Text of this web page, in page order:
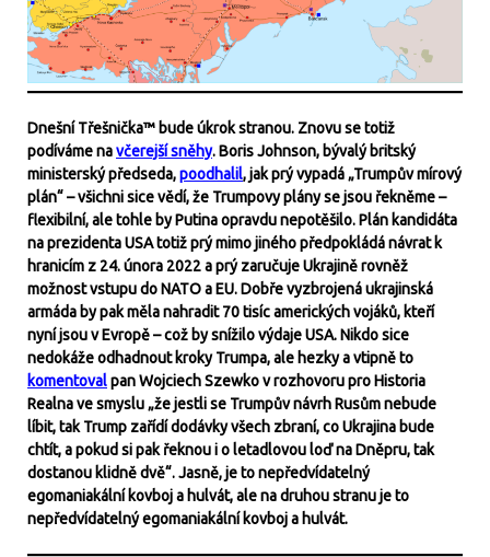
Dnešní Třešnička™ bude úkrok stranou. Znovu se totiž
podíváme navčerejší sněhy. Boris Johnson, bývalý britský
ministerský předseda,poodhalil, jak prý vypadá „Trumpův mírový
plán“ – všichni sice vědí, že Trumpovy plány se jsou řekněme –
flexibilní, ale tohle by Putina opravdu nepotěšilo. Plán kandidáta
na prezidenta USA totiž prý mimo jiného předpokládá návrat k
hranicím z 24. února 2022 a prý zaručuje Ukrajině rovněž
možnost vstupu do NATO a EU. Dobře vyzbrojená ukrajinská
armáda by pak měla nahradit 70 tisíc amerických vojáků, kteří
nyní jsou v Evropě – což by snížilo výdaje USA. Nikdo sice
nedokáže odhadnout kroky Trumpa, ale hezky a vtipně to
komentovalpan Wojciech Szewko v rozhovoru pro Historia
Realna ve smyslu „že jestli se Trumpův návrh Rusům nebude
líbit, tak Trump zařídí dodávky všech zbraní, co Ukrajina bude
chtít, a pokud si pak řeknou i o letadlovou loď na Dněpru, tak
dostanou klidně dvě“. Jasně, je to nepředvídatelný
egomaniakální kovboj a hulvát, ale na druhou stranu je to
nepředvídatelný egomaniakální kovboj a hulvát.